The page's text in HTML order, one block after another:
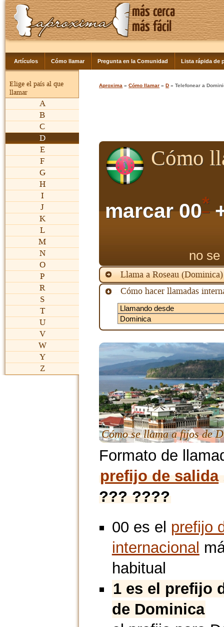
Artículos Cómo llamar Pregunta en la Comunidad Lista rápida de
Elige el país al que
llamar
A
B
C
D
E
F
G
H
I
J
K
L
M
N
O
P
R
S
T
U
V
W
Y
Z
Aproxima »Cómo llamar »D » Telefonear a
Cómo
marcar 00*
no
Llama a Roseau
Cómo hacer llamadas
Cómo se llama a fijos de
Formato de
prefijo de salida
??? ????
00 es el prefijo
internacional
habitual
1 es el prefijo
de Dominica